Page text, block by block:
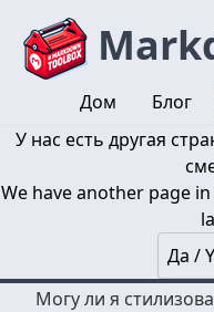
Дом
Блог
У нас есть другая
We have another page
Да /
Могу ли я